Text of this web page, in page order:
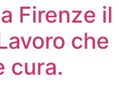
Firenze il
che
cura.